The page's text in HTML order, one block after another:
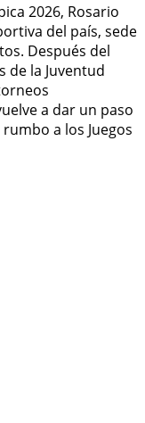
2026, Rosario
del país, sede
Después del
de la Juventud
a dar un paso
a los Juegos